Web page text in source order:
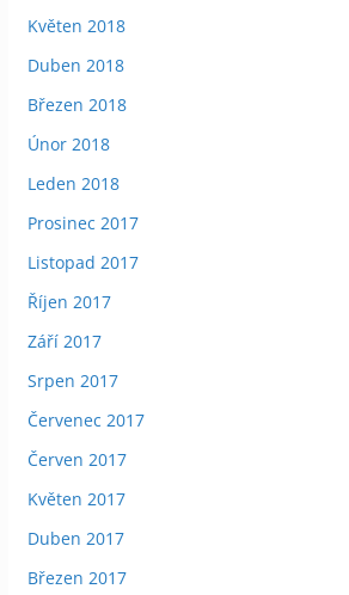
Květen 2018
Duben 2018
Březen 2018
Únor 2018
Leden 2018
Prosinec 2017
Listopad 2017
Říjen 2017
Září 2017
Srpen 2017
Červenec 2017
Červen 2017
Květen 2017
Duben 2017
Březen 2017